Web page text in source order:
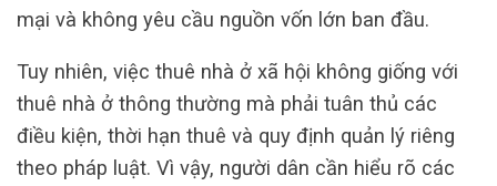
mại và không yêu cầu nguồn vốn lớn ban đầu.
Tuy nhiên, việc thuê nhà ở xã hội không giống với
thuê nhà ở thông thường mà phải tuân thủ các
điều kiện, thời hạn thuê và quy định quản lý riêng
theo pháp luật. Vì vậy, người dân cần hiểu rõ các